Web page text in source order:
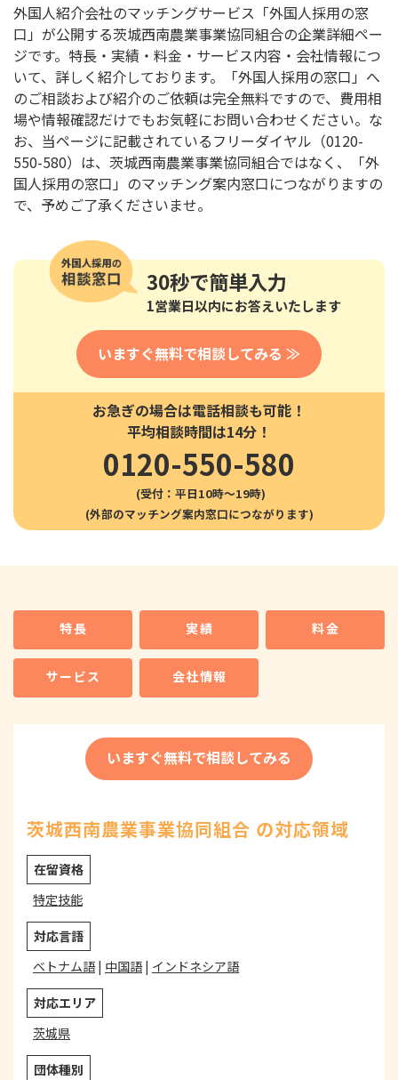
外国人紹介会社のマッチングサービス「外国人採用の窓
口」が公開する茨城西南農業事業協同組合の企業詳細ペー
ジです。特長・実績・料金・サービス内容・会社情報につ
いて、詳しく紹介しております。「外国人採用の窓口」へ
のご相談および紹介のご依頼は完全無料ですので、費用相
場や情報確認だけでもお気軽にお問い合わせください。な
お、当ページに記載されているフリーダイヤル（0120-
550-580）は、茨城西南農業事業協同組合ではなく、「外
国人採用の窓口」のマッチング案内窓口につながりますの
で、予めご了承くださいませ。
30秒で簡単入力
1営業日以内にお答えいたします
いますぐ無料で相談してみる ≫
お急ぎの場合は電話相談も可能！
平均相談時間は14分！
0120-550-580
(受付：平日10時〜19時)
特長 実績 料金
サービス 会社情報
いますぐ無料で相談してみる
茨城西南農業事業協同組合 の対応領域
在留資格
特定技能
対応言語
ベトナム語| 中国語| インドネシア語
対応エリア
茨城県
団体種別